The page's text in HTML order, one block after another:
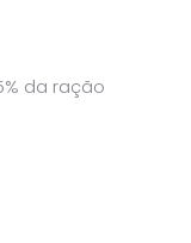
da ração